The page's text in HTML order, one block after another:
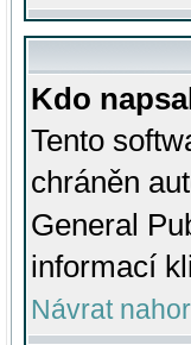
Kdo
Tento
chráněn
General
informací
Návrat